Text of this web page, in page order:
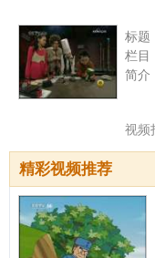
标题
栏目
简介
视频
精彩视频推荐